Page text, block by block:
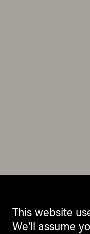
This website
We'll assume